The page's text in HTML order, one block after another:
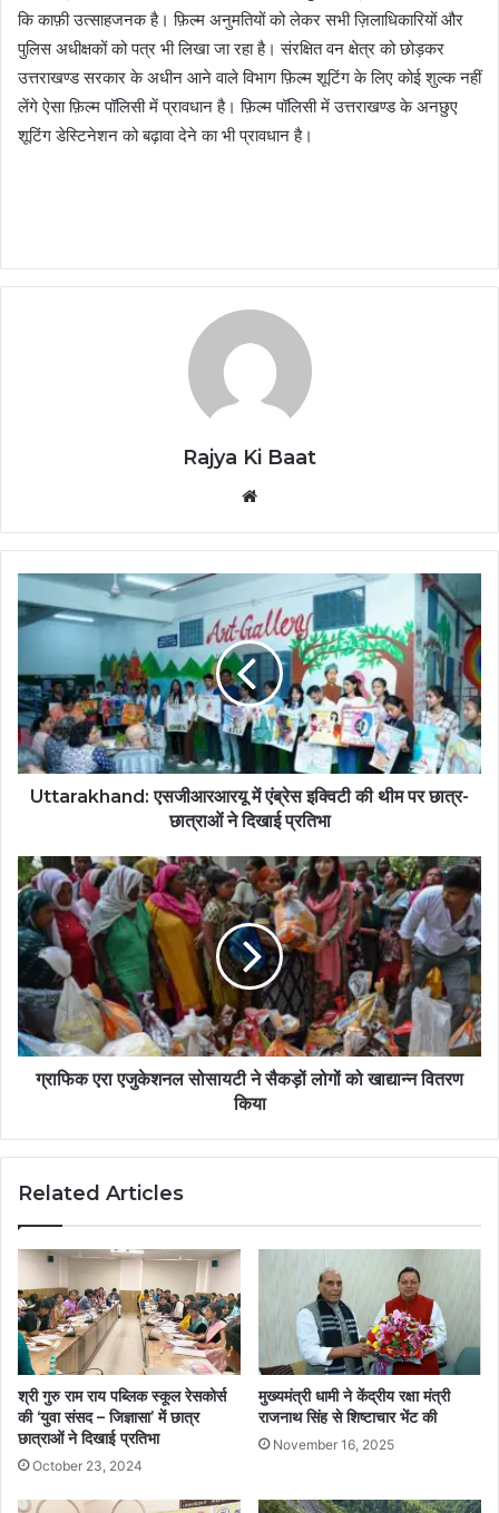
कि काफ़ी उत्साहजनक है। फ़िल्म अनुमतियों को लेकर सभी ज़िलाधिकारियों और
पुलिस अधीक्षकों को पत्र भी लिखा जा रहा है। संरक्षित वन क्षेत्र को छोड़कर
उत्तराखण्ड सरकार के अधीन आने वाले विभाग फ़िल्म शूटिंग के लिए कोई शुल्क नहीं
लेंगे ऐसा फ़िल्म पॉलिसी में प्रावधान है। फ़िल्म पॉलिसी में उत्तराखण्ड के अनछुए
शूटिंग डेस्टिनेशन को बढ़ावा देने का भी प्रावधान है।
Rajya Ki Baat
Uttarakhand: एसजीआरआरयू में एंब्रेस इक्विटी की थीम पर छात्र-
छात्राओं ने दिखाई प्रतिभा
ग्राफिक एरा एजुकेशनल सोसायटी ने सैकड़ों लोगों को खाद्यान्न वितरण
किया
Related Articles
श्री गुरु राम राय पब्लिक स्कूल रेसकोर्स
की ‘युवा संसद – जिज्ञासा’ में छात्र
छात्राओं ने दिखाई प्रतिभा
October 23, 2024
मुख्यमंत्री धामी ने केंद्रीय रक्षा मंत्री
राजनाथ सिंह से शिष्टाचार भेंट की
November 16, 2025